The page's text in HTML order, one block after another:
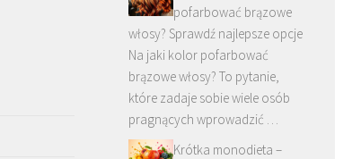
pofarbować brązowe
włosy? Sprawdź najlepsze opcje
Na jaki kolor pofarbować
brązowe włosy? To pytanie,
które zadaje sobie wiele osób
pragnących wprowadzić …
Krótka monodieta –